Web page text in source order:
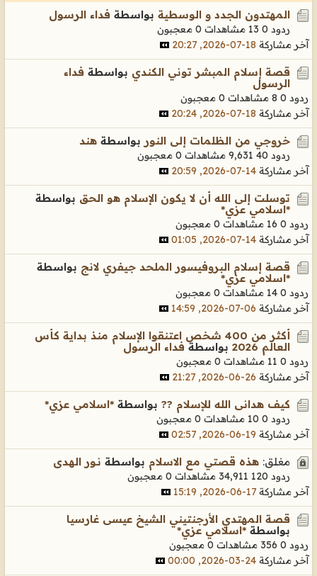
المهتدون الجدد و الوسطية بواسطة فداء الرسول
ردود 0 13 مشاهدات
0 معجبون
آخر مشاركة 18-07-2026, 20:27
قصة إسلام المبشر توني الكندي بواسطة فداء
الرسول
ردود 0 8 مشاهدات
0 معجبون
آخر مشاركة 18-07-2026, 20:24
خروجي من الظلمات إلى النور بواسطة هند
ردود 40 9,631 مشاهدات
0 معجبون
آخر مشاركة 14-07-2026, 20:59
توسلت إلى الله أن لا يكون الإسلام هو الحق بواسطة
*اسلامي عزي*
ردود 0 16 مشاهدات
0 معجبون
آخر مشاركة 14-07-2026, 01:05
قصة إسلام البروفيسور الملحد جيفري لانج بواسطة
*اسلامي عزي*
ردود 0 14 مشاهدات
0 معجبون
آخر مشاركة 06-07-2026, 14:59
أكثر من 400 شخص اعتنقوا الإسلام منذ بداية كأس
العالم 2026
بواسطة فداء الرسول
ردود 0 11 مشاهدات
0 معجبون
آخر مشاركة 26-06-2026, 21:27
كيف هدانى الله للإسلام ?? بواسطة *اسلامي عزي*
ردود 0 10 مشاهدات
0 معجبون
آخر مشاركة 19-06-2026, 02:57
مغلق: هذه قصتي مع الاسلام بواسطة نـور الهدى
ردود 120 34,911 مشاهدات
0 معجبون
آخر مشاركة 17-06-2026, 15:19
قصة المهتدي الأرجنتيني الشيخ عيسى غارسيا
بواسطة *اسلامي عزي*
ردود 0 356 مشاهدات
0 معجبون
آخر مشاركة 24-03-2026, 00:00